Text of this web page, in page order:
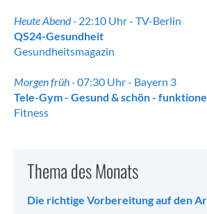
Heute Abend - 22:10 Uhr - TV-Berlin
QS24-Gesundheit
Gesundheitsmagazin
Morgen früh -07:30 Uhr - Bayern 3
Tele-Gym - Gesund & schön -
Fitness
Thema des Monats
Die richtige Vorbereitung auf den